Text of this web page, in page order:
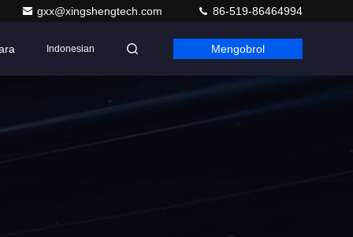
gxx@xingshengtech.com 86-519-86464994
Indonesian Mengobrol